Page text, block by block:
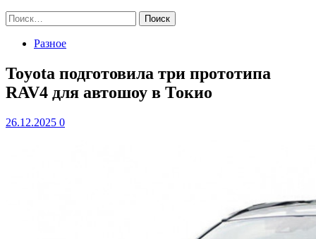
Найти:
Разное
Toyota подготовила три прототипа
RAV4 для автошоу в Токио
26.12.2025 0